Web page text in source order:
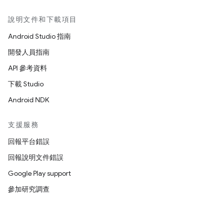
說明文件和下載項目
Android Studio 指南
開發人員指南
API 參考資料
下載 Studio
Android NDK
支援服務
回報平台錯誤
回報說明文件錯誤
Google Play support
參加研究調查